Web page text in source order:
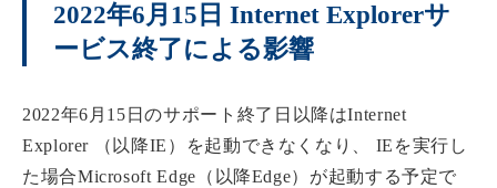
2022年6月15日 Internet Explorerサ
ービス終了による影響
2022年6月15日のサポート終了日以降はInternet
Explorer （以降IE）を起動できなくなり、 IEを実行し
た場合Microsoft Edge（以降Edge）が起動する予定で